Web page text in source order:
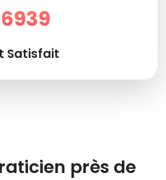
Satisfait
près de